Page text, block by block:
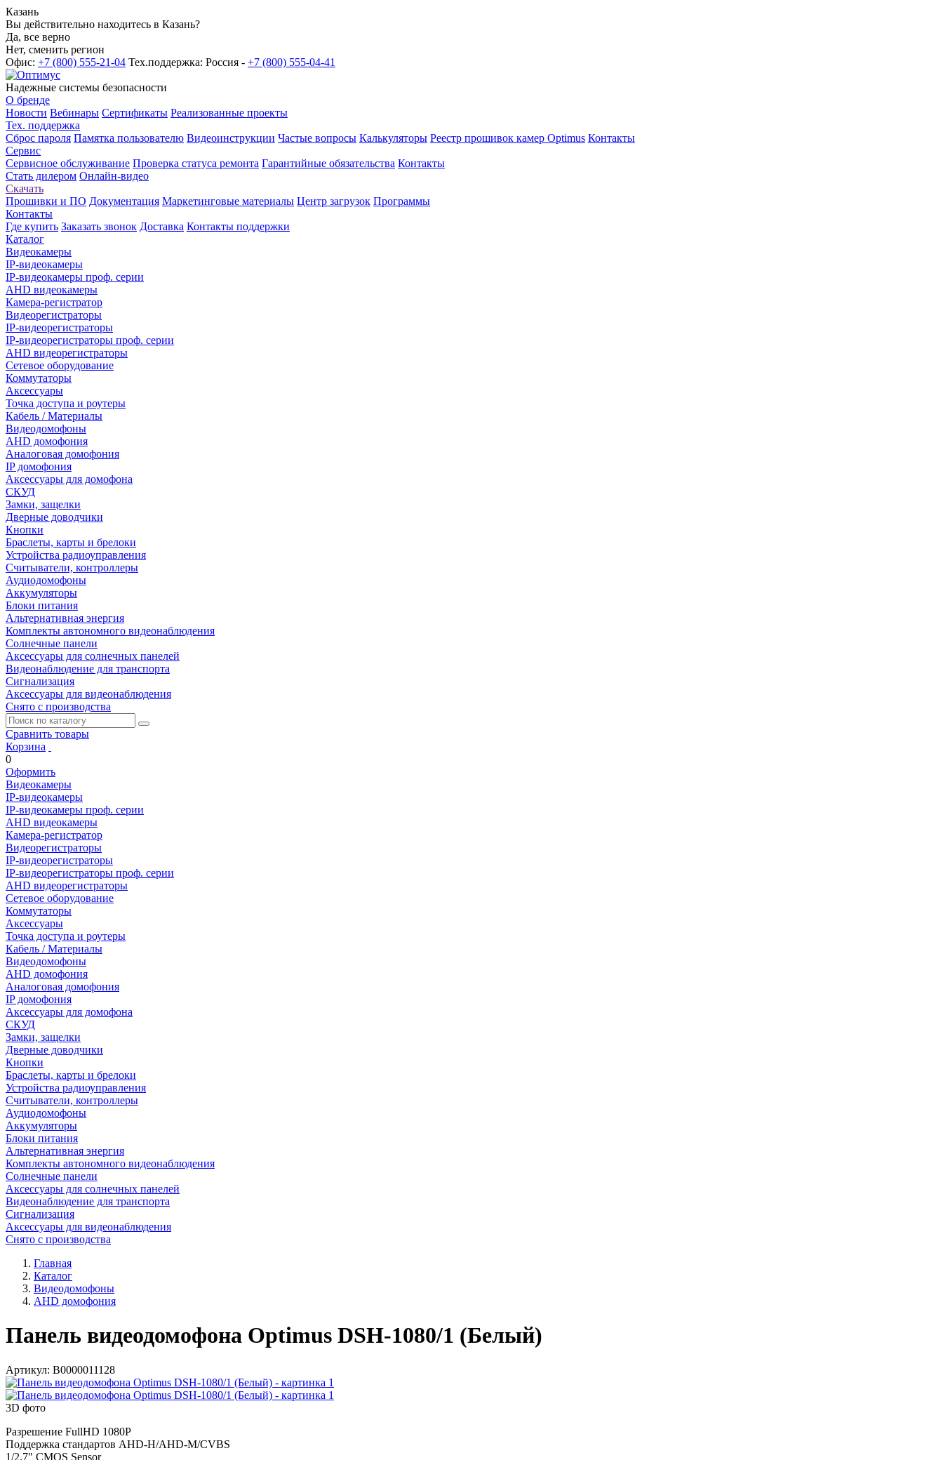
Казань
Вы действительно находитесь в Казань?
Да, все верно
Нет, сменить регион
Офис: +7 (800) 555-21-04 Тех.поддержка: Россия - +7 (800) 555-04-41
Надежные системы безопасности
О бренде
Новости Вебинары Сертификаты Реализованные проекты
Тех. поддержка
Сброс пароля Памятка пользователю Видеоинструкции Частые вопросы Калькуляторы Реестр прошивок камер Optimus Контакты
Сервис
Сервисное обслуживание Проверка статуса ремонта Гарантийные обязательства Контакты
Стать дилером Онлайн-видео
Скачать
Прошивки и ПО Документация Маркетинговые материалы Центр загрузок Программы
Контакты
Где купить Заказать звонок Доставка Контакты поддержки
Каталог
Видеокамеры
IP-видеокамеры
IP-видеокамеры проф. серии
AHD видеокамеры
Камера-регистратор
Видеорегистраторы
IP-видеорегистраторы
IP-видеорегистраторы проф. серии
AHD видеорегистраторы
Сетевое оборудование
Коммутаторы
Аксессуары
Точка доступа и роутеры
Кабель / Материалы
Видеодомофоны
AHD домофония
Аналоговая домофония
IP домофония
Аксессуары для домофона
СКУД
Замки, защелки
Дверные доводчики
Кнопки
Браслеты, карты и брелоки
Устройства радиоуправления
Считыватели, контроллеры
Аудиодомофоны
Аккумуляторы
Блоки питания
Альтернативная энергия
Комплекты автономного видеонаблюдения
Солнечные панели
Аксессуары для солнечных панелей
Видеонаблюдение для транспорта
Сигнализация
Аксессуары для видеонаблюдения
Снято с производства
Сравнить товары
Корзина
0
Оформить
Видеокамеры
IP-видеокамеры
IP-видеокамеры проф. серии
AHD видеокамеры
Камера-регистратор
Видеорегистраторы
IP-видеорегистраторы
IP-видеорегистраторы проф. серии
AHD видеорегистраторы
Сетевое оборудование
Коммутаторы
Аксессуары
Точка доступа и роутеры
Кабель / Материалы
Видеодомофоны
AHD домофония
Аналоговая домофония
IP домофония
Аксессуары для домофона
СКУД
Замки, защелки
Дверные доводчики
Кнопки
Браслеты, карты и брелоки
Устройства радиоуправления
Считыватели, контроллеры
Аудиодомофоны
Аккумуляторы
Блоки питания
Альтернативная энергия
Комплекты автономного видеонаблюдения
Солнечные панели
Аксессуары для солнечных панелей
Видеонаблюдение для транспорта
Сигнализация
Аксессуары для видеонаблюдения
Снято с производства
Главная
Каталог
Видеодомофоны
AHD домофония
Панель видеодомофона Optimus DSH-1080/1 (Белый)
Артикул: В0000011128
3D фото
Разрешение FullHD 1080Р
Поддержка стандартов AHD-H/AHD-M/CVBS
1/2.7" CMOS Sensor